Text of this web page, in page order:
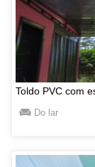
Toldo PVC com
Do lar